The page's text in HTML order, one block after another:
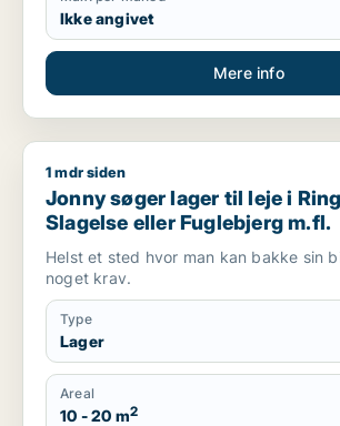
Ikke angivet
Mere info
Jonny søger lager til leje i Ringsted,
1 mdr siden
Jonny søger lager til leje i
Slagelse eller Fuglebjerg m.fl.
Helst et sted hvor man kan bakke sin
noget krav.
Type
Lager
Areal
10 - 20 m2